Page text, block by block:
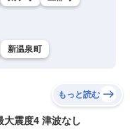
新温泉町
もっと読む
大震度4 津波なし